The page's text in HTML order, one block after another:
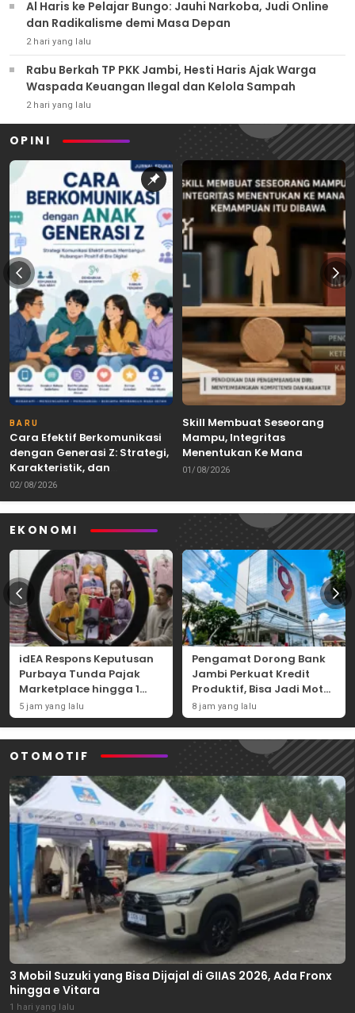
Al Haris ke Pelajar Bungo: Jauhi Narkoba, Judi Online
dan Radikalisme demi Masa Depan
2 hari yang lalu
Rabu Berkah TP PKK Jambi, Hesti Haris Ajak Warga
Waspada Keuangan Ilegal dan Kelola Sampah
2 hari yang lalu
OPINI
BARU
Cara Efektif Berkomunikasi
dengan Generasi Z: Strategi,
Karakteristik, dan
Tantangannya
02/08/2026
Skill Membuat Seseorang
Mampu, Integritas
Menentukan Ke Mana
Kemampuan Itu Dibawa
01/08/2026
EKONOMI
idEA Respons Keputusan
Purbaya Tunda Pajak
Marketplace hingga 1
November 2026
5 jam yang lalu
Pengamat Dorong Bank
Jambi Perkuat Kredit
Produktif, Bisa Jadi Motor
Ekonomi Daerah
8 jam yang lalu
OTOMOTIF
3 Mobil Suzuki yang Bisa Dijajal di GIIAS 2026, Ada Fronx
hingga e Vitara
1 hari yang lalu